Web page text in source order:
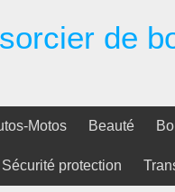
de
Motos Beauté
Sécurité protection